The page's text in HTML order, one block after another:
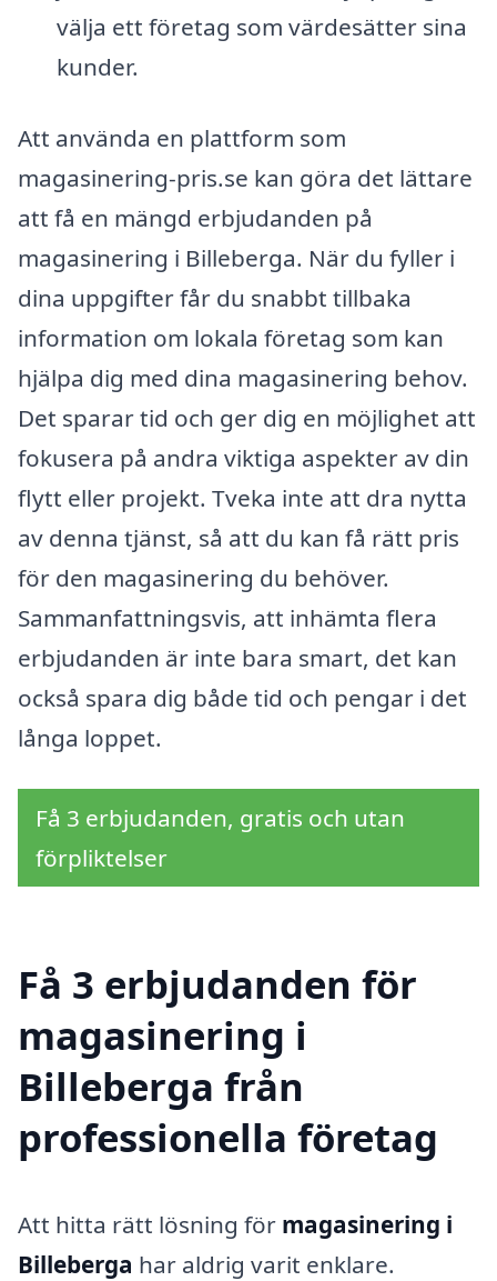
välja ett företag som värdesätter sina
kunder.
Att använda en plattform som
magasinering-pris.se kan göra det lättare
att få en mängd erbjudanden på
magasinering i Billeberga. När du fyller i
dina uppgifter får du snabbt tillbaka
information om lokala företag som kan
hjälpa dig med dina magasinering behov.
Det sparar tid och ger dig en möjlighet att
fokusera på andra viktiga aspekter av din
flytt eller projekt. Tveka inte att dra nytta
av denna tjänst, så att du kan få rätt pris
för den magasinering du behöver.
Sammanfattningsvis, att inhämta flera
erbjudanden är inte bara smart, det kan
också spara dig både tid och pengar i det
långa loppet.
Få 3 erbjudanden, gratis och utan
förpliktelser
Få 3 erbjudanden för
magasinering i
Billeberga från
professionella företag
Att hitta rätt lösning för magasinering i
Billeberga har aldrig varit enklare.